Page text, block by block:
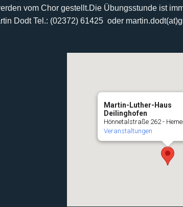
vom Chor gestellt.Die Übungsstunde ist
Dodt Tel.: (02372) 61425 oder
Martin-Luther-Haus
Deilinghofen
Hönnetalstraße 262 -
Veranstaltungen